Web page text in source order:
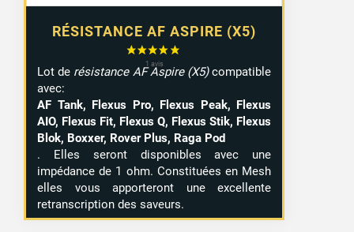
RÉSISTANCE AF ASPIRE (X5)
Lot de résistance AF Aspire (X5)compatible
avec:
AF Tank, Flexus Pro, Flexus Peak, Flexus
AIO, Flexus Fit, Flexus Q, Flexus Stik, Flexus
Blok, Boxxer, Rover Plus, Raga Pod
. Elles seront disponibles avec une
impédance de 1 ohm. Constituées en Mesh
elles vous apporteront une excellente
retranscription des saveurs.